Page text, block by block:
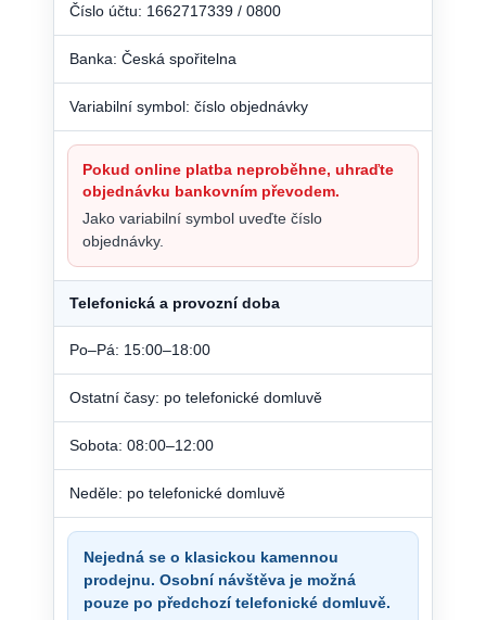
Číslo účtu: 1662717339 / 0800
Banka: Česká spořitelna
Variabilní symbol: číslo objednávky
Pokud online platba neproběhne, uhraďte
objednávku bankovním převodem.
Jako variabilní symbol uveďte číslo
objednávky.
Telefonická a provozní doba
Po–Pá: 15:00–18:00
Ostatní časy: po telefonické domluvě
Sobota: 08:00–12:00
Neděle: po telefonické domluvě
Nejedná se o klasickou kamennou
prodejnu. Osobní návštěva je možná
pouze po předchozí telefonické domluvě.